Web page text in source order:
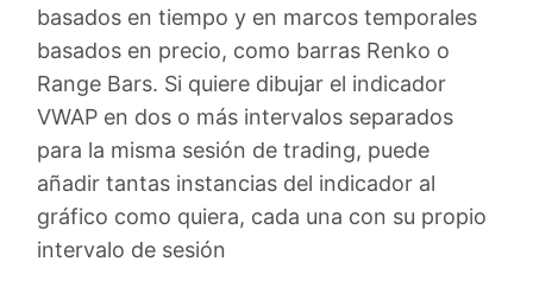
basados en tiempo y en marcos temporales
basados en precio, como barras Renko o
Range Bars. Si quiere dibujar el indicador
VWAP en dos o más intervalos separados
para la misma sesión de trading, puede
añadir tantas instancias del indicador al
gráfico como quiera, cada una con su propio
intervalo de sesión